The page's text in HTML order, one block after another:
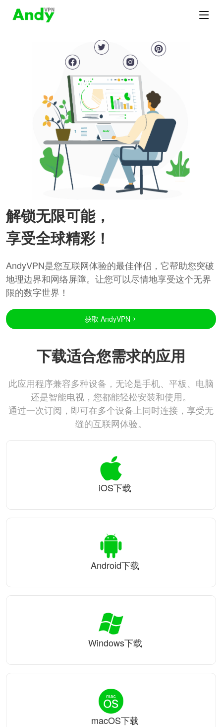
解锁无限可能，
享受全球精彩！
AndyVPN是您互联网体验的最佳伴侣，它帮助您突破
地理边界和网络屏障。让您可以尽情地享受这个无界
限的数字世界！
获取 AndyVPN
下载适合您需求的应用
此应用程序兼容多种设备，无论是手机、平板、电脑
还是智能电视，您都能轻松安装和使用。
通过一次订阅，即可在多个设备上同时连接，享受无
缝的互联网体验。
iOS下载
Android下载
Windows下载
macOS下载